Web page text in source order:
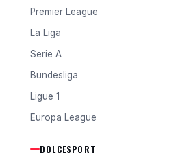
Premier League
La Liga
Serie A
Bundesliga
Ligue 1
Europa League
DOLCESPORT